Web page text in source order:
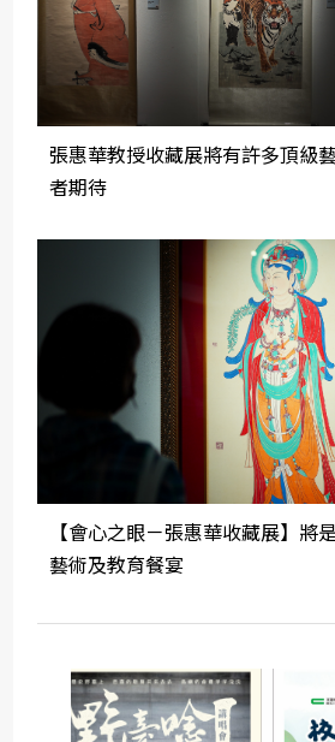
張惠華教授收藏展將有許多頂級
者期待
【會心之眼－張惠華收藏展】將
藝術及教育餐宴